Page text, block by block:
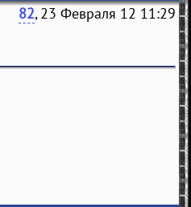
82, 23 Февраля 12 11:29